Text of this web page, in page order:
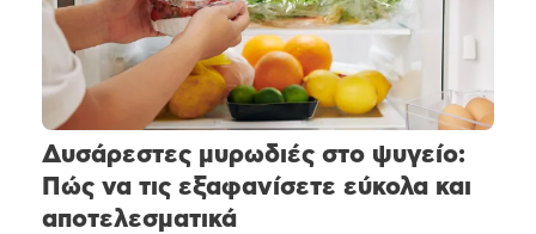
Δυσάρεστες μυρωδιές στο ψυγείο:
Πώς να τις εξαφανίσετε εύκολα και
αποτελεσματικά